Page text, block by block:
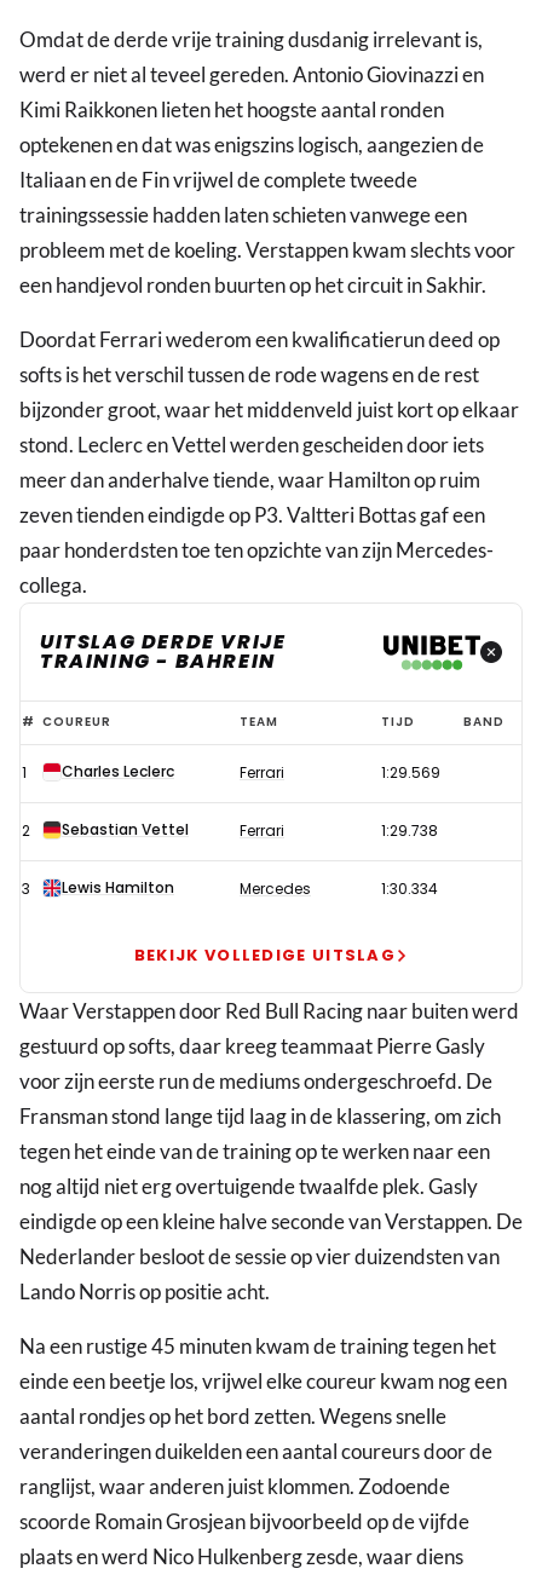
Omdat de derde vrije training dusdanig irrelevant is,
werd er niet al teveel gereden. Antonio Giovinazzi en
Kimi Raikkonen lieten het hoogste aantal ronden
optekenen en dat was enigszins logisch, aangezien de
Italiaan en de Fin vrijwel de complete tweede
trainingssessie hadden laten schieten vanwege een
probleem met de koeling. Verstappen kwam slechts voor
een handjevol ronden buurten op het circuit in Sakhir.
Doordat Ferrari wederom een kwalificatierun deed op
softs is het verschil tussen de rode wagens en de rest
bijzonder groot, waar het middenveld juist kort op elkaar
stond. Leclerc en Vettel werden gescheiden door iets
meer dan anderhalve tiende, waar Hamilton op ruim
zeven tienden eindigde op P3. Valtteri Bottas gaf een
paar honderdsten toe ten opzichte van zijn Mercedes-
collega.
UITSLAG DERDE VRIJE
TRAINING - BAHREIN
Ferrari
dankzij
Leclerc
wederom
Verstappen
zaterdagtraining
# COUREUR TEAM TIJD BAND
1 Charles Leclerc Ferrari 1:29.569
2 Sebastian Vettel Ferrari 1:29.738
3 Lewis Hamilton Mercedes 1:30.334
BEKIJK VOLLEDIGE UITSLAG
Waar Verstappen door Red Bull Racing naar buiten werd
gestuurd op softs, daar kreeg teammaat Pierre Gasly
voor zijn eerste run de mediums ondergeschroefd. De
Fransman stond lange tijd laag in de klassering, om zich
tegen het einde van de training op te werken naar een
nog altijd niet erg overtuigende twaalfde plek. Gasly
eindigde op een kleine halve seconde van Verstappen. De
Nederlander besloot de sessie op vier duizendsten van
Lando Norris op positie acht.
Na een rustige 45 minuten kwam de training tegen het
einde een beetje los, vrijwel elke coureur kwam nog een
aantal rondjes op het bord zetten. Wegens snelle
veranderingen duikelden een aantal coureurs door de
ranglijst, waar anderen juist klommen. Zodoende
scoorde Romain Grosjean bijvoorbeeld op de vijfde
plaats en werd Nico Hulkenberg zesde, waar diens